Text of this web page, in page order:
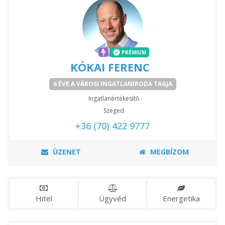
PRÉMIUM
KÓKAI FERENC
6 ÉVE A VÁROSI INGATLANIRODA TAGJA
Ingatlanértékesítő
Szeged
+36 (70) 422 9777
ÜZENET MEGBÍZOM
Hitel Ügyvéd Energetika